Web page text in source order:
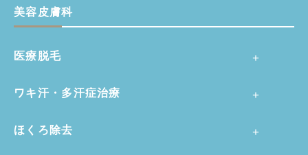
美容皮膚科
医療脱毛
ワキ汗・多汗症治療
ほくろ除去